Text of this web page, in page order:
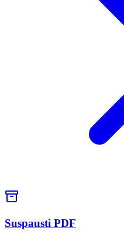
Suspausti PDF